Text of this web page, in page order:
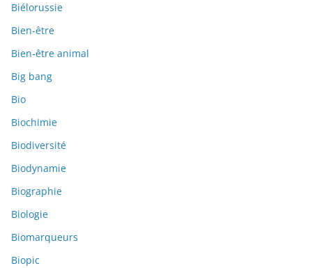
Biélorussie
Bien-être
Bien-être animal
Big bang
Bio
Biochimie
Biodiversité
Biodynamie
Biographie
Biologie
Biomarqueurs
Biopic